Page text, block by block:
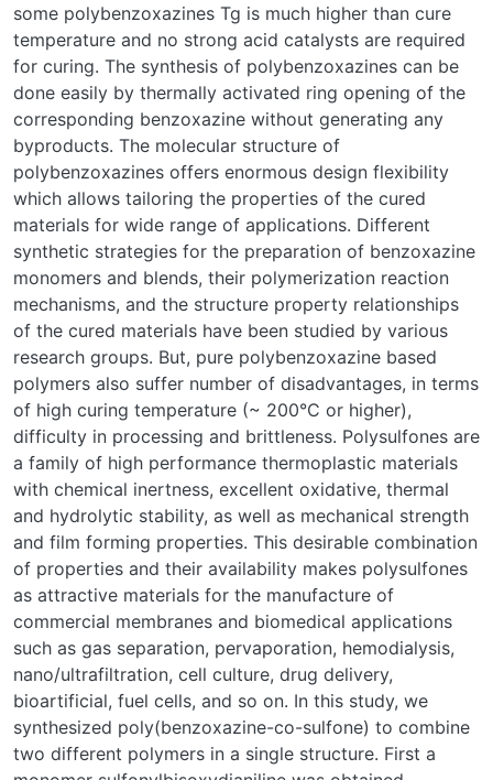
some polybenzoxazines Tg is much higher than cure
temperature and no strong acid catalysts are required
for curing. The synthesis of polybenzoxazines can be
done easily by thermally activated ring opening of the
corresponding benzoxazine without generating any
byproducts. The molecular structure of
polybenzoxazines offers enormous design flexibility
which allows tailoring the properties of the cured
materials for wide range of applications. Different
synthetic strategies for the preparation of benzoxazine
monomers and blends, their polymerization reaction
mechanisms, and the structure property relationships
of the cured materials have been studied by various
research groups. But, pure polybenzoxazine based
polymers also suffer number of disadvantages, in terms
of high curing temperature (~ 200°C or higher),
difficulty in processing and brittleness. Polysulfones are
a family of high performance thermoplastic materials
with chemical inertness, excellent oxidative, thermal
and hydrolytic stability, as well as mechanical strength
and film forming properties. This desirable combination
of properties and their availability makes polysulfones
as attractive materials for the manufacture of
commercial membranes and biomedical applications
such as gas separation, pervaporation, hemodialysis,
nano/ultrafiltration, cell culture, drug delivery,
bioartificial, fuel cells, and so on. In this study, we
synthesized poly(benzoxazine-co-sulfone) to combine
two different polymers in a single structure. First a